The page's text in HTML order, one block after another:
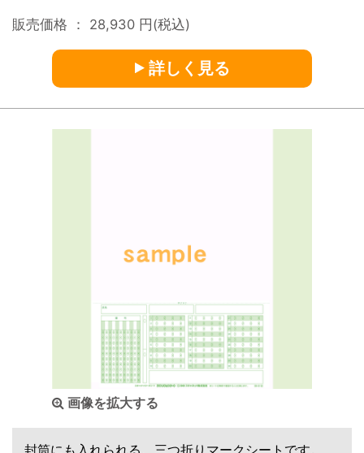
販売価格 ： 28,930 円(税込)
詳しく見る
画像を拡大する
封筒にも入れられる、三つ折りマークシートです。